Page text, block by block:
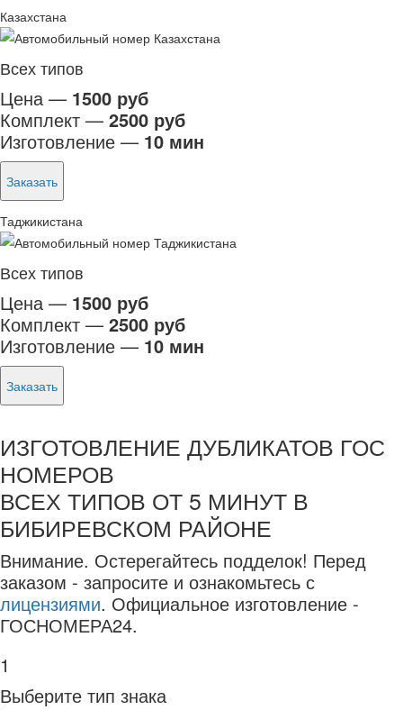
Казахстана
Всех типов
Цена — 1500 руб
Комплект — 2500 руб
Изготовление — 10 мин
Заказать
Таджикистана
Всех типов
Цена — 1500 руб
Комплект — 2500 руб
Изготовление — 10 мин
Заказать
ИЗГОТОВЛЕНИЕ ДУБЛИКАТОВ ГОС
НОМЕРОВ
ВСЕХ ТИПОВ ОТ 5 МИНУТ В
БИБИРЕВСКОМ РАЙОНЕ
Внимание. Остерегайтесь подделок! Перед
заказом - запросите и ознакомьтесь с
лицензиями. Официальное изготовление -
ГОСНОМЕРА24.
1
Выберите тип знака